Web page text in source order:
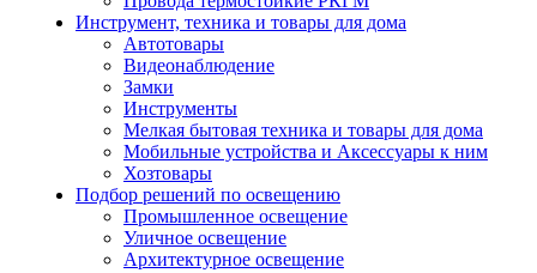
Инструмент, техника и товары для дома
Автотовары
Видеонаблюдение
Замки
Инструменты
Мелкая бытовая техника и товары для дома
Мобильные устройства и Аксессуары к ним
Хозтовары
Подбор решений по освещению
Промышленное освещение
Уличное освещение
Архитектурное освещение